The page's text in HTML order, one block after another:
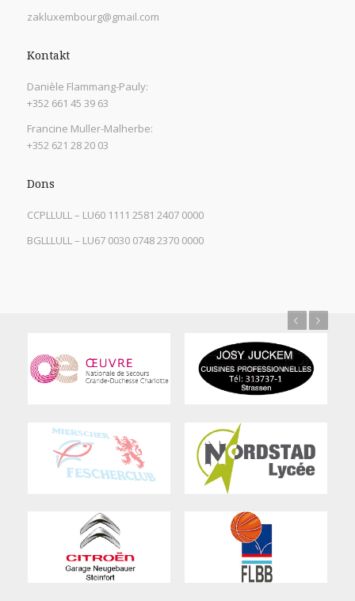
zakluxembourg@gmail.com
Kontakt
Danièle Flammang-Pauly:
+352 661 45 39 63
Francine Muller-Malherbe:
+352 621 28 20 03
Dons
CCPLLULL – LU60 1111 2581 2407 0000
BGLLLULL – LU67 0030 0748 2370 0000